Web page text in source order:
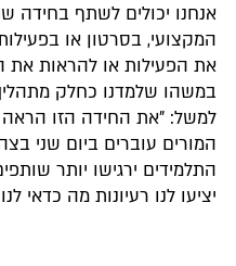
אנחנו יכולים לשתף בחידה
המקצועי, בסרטון או
את הפעילות או להראות את
במשהו שלמדנו כחלק
למשל: "את החידה הזו
המורים עוברים ביום שני
התלמידים ירגישו יותר
יציעו לנו רעיונות מה כדאי